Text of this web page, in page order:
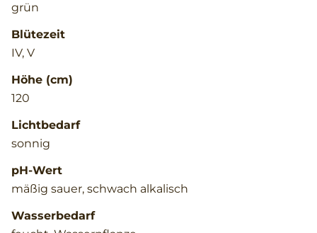
grün
Blütezeit
IV, V
Höhe (cm)
120
Lichtbedarf
sonnig
pH-Wert
mäßig sauer, schwach alkalisch
Wasserbedarf